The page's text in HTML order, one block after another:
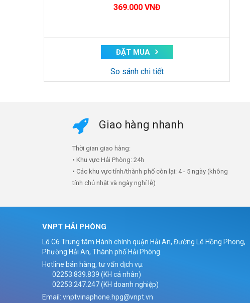
369.000VNĐ
ĐẶT MUA
So sánh chi tiết
Giao hàng nhanh
Thời gian giao hàng:
• Khu vực Hải Phòng: 24h
• Các khu vực tỉnh/thành phố còn lại: 4 - 5 ngày (không
tính chủ nhật và ngày nghỉ lễ)
VNPT HẢI PHÒNG
Lô C6 Trung tâm Hành chính quận Hải An, Đường Lê Hồng Phong,
Phường Hải An, Thành phố Hải Phòng.
Hotline bán hàng, tư vấn dịch vụ:
02253.839.839 (KH cá nhân)
02253.247.247 (KH doanh nghiệp)
Email: vnptvinaphone.hpg@vnpt.vn